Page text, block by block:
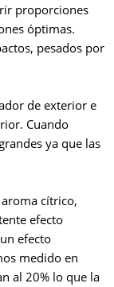
proporciones
óptimas.
pesados por
de exterior e
Cuando
ya que las
cítrico,
efecto
efecto
medido en
al 20% lo que la